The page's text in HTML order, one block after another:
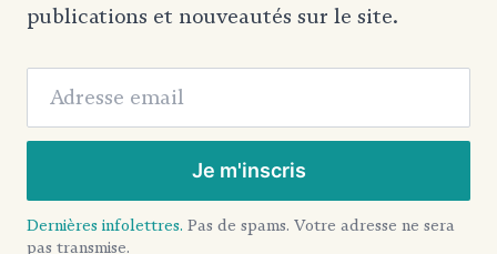
publications et nouveautés sur le site.
Adresse email
Je m'inscris
Dernières infolettres. Pas de spams. Votre adresse ne sera
pas transmise.